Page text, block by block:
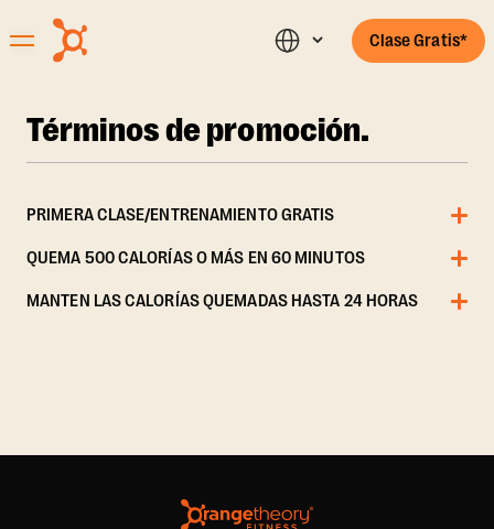
Clase Gratis*
Términos de promoción.
PRIMERA CLASE/ENTRENAMIENTO GRATIS
QUEMA 500 CALORÍAS O MÁS EN 60 MINUTOS
MANTEN LAS CALORÍAS QUEMADAS HASTA 24 HORAS